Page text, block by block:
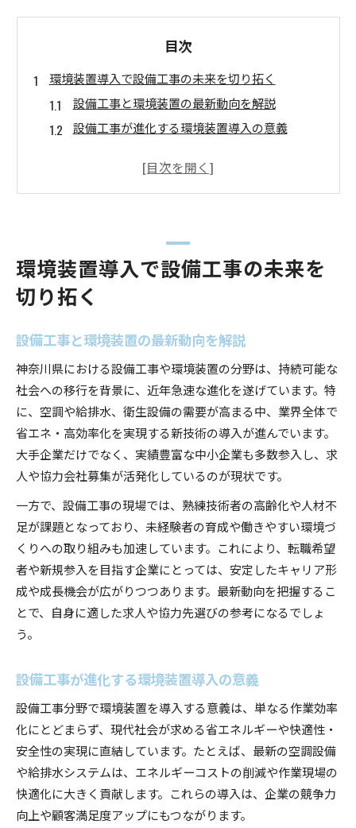
目次
環境装置導入で設備工事の未来を切り拓く
設備工事と環境装置の最新動向を解説
設備工事が進化する環境装置導入の意義
設備工事に強みを持つ環境装置の選び方
設備工事で神奈川県の安定転職を叶える方法
設備工事業界の安定キャリアパスを知ろう
神奈川県で設備工事の求人動向を徹底調査
設備工事で長く働ける安定企業の見極め方
協力会社募集に強い設備工事の選び方とは
設備工事で協力会社募集が多い企業の特徴
協力会社募集に強い設備工事の条件とは
設備工事の協力会社募集で信頼される理由
設備工事分野で協力先選びに失敗しない秘訣
設備工事の協力会社募集企業を選ぶ際の注意点
転職なら設備工事分野で生涯安定を目指そう
設備工事分野で生涯安定転職を実現する秘訣
設備工事でキャリアアップを目指す理由とは
設備工事転職で選ばれる人材の特徴を解説
設備工事分野の転職先選びで気をつけたい点
空調設備会社を探すなら押さえたい注目ポイント
設備工事で信頼される空調設備会社の条件
空調設備会社一覧から選ぶ設備工事のコツ
設備工事を任せたい空調設備会社選定基準
設備工事で注目の空調設備会社の特長を解説
神奈川県の設備工事で評価されるスキルとは
環境装置導入で設備工事の未来を
切り拓く
設備工事と環境装置の最新動向を解説
神奈川県における設備工事や環境装置の分野は、持続可能な
社会への移行を背景に、近年急速な進化を遂げています。特
に、空調や給排水、衛生設備の需要が高まる中、業界全体で
省エネ・高効率化を実現する新技術の導入が進んでいます。
大手企業だけでなく、実績豊富な中小企業も多数参入し、求
人や協力会社募集が活発化しているのが現状です。
一方で、設備工事の現場では、熟練技術者の高齢化や人材不
足が課題となっており、未経験者の育成や働きやすい環境づ
くりへの取り組みも加速しています。これにより、転職希望
者や新規参入を目指す企業にとっては、安定したキャリア形
成や成長機会が広がりつつあります。最新動向を把握するこ
とで、自身に適した求人や協力先選びの参考になるでしょ
う。
設備工事が進化する環境装置導入の意義
設備工事分野で環境装置を導入する意義は、単なる作業効率
化にとどまらず、現代社会が求める省エネルギーや快適性・
安全性の実現に直結しています。たとえば、最新の空調設備
や給排水システムは、エネルギーコストの削減や作業現場の
快適化に大きく貢献します。これらの導入は、企業の競争力
向上や顧客満足度アップにもつながります。